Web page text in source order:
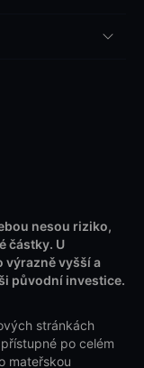
nesou riziko,
částky. U
výrazně vyšší a
původní investice.
stránkách
po celém
mateřskou